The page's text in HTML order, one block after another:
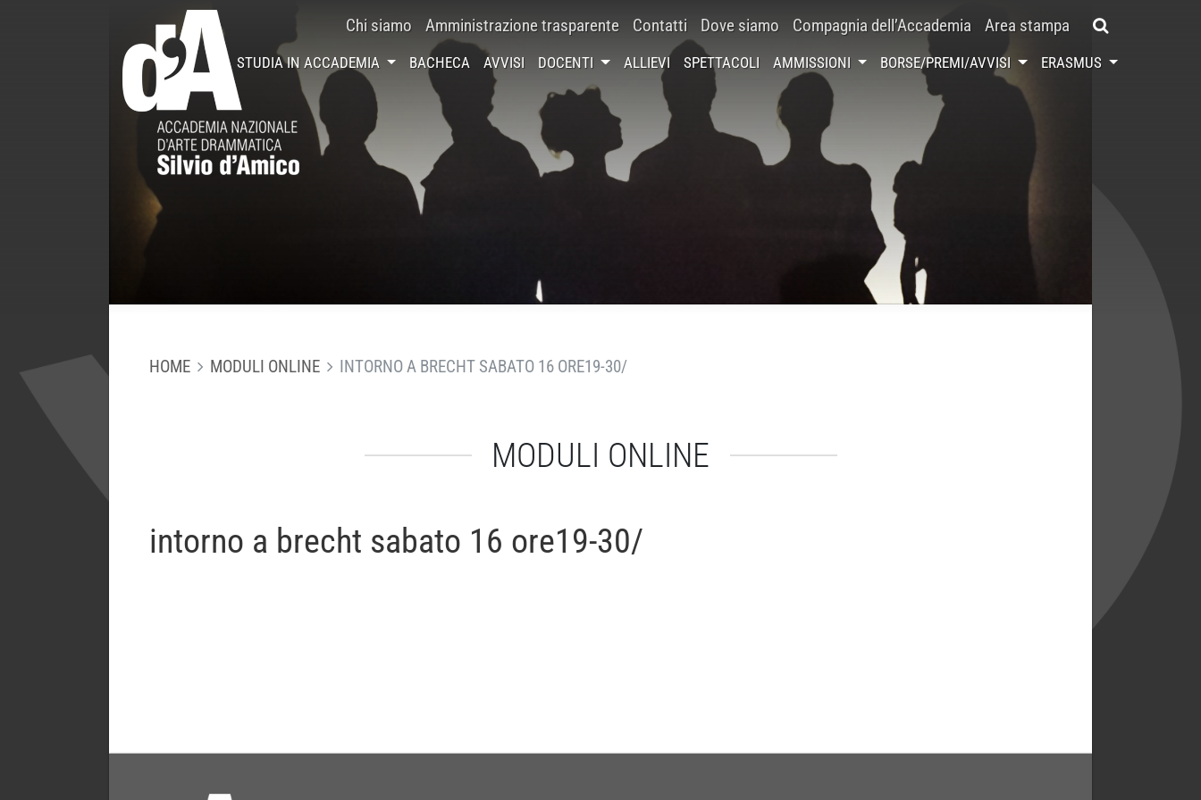
Chi siamo Amministrazione trasparente Contatti Dove siamo Compagnia dell’Accademia Area stampa
STUDIA IN ACCADEMIA BACHECA AVVISI DOCENTI ALLIEVI SPETTACOLI AMMISSIONI BORSE/PREMI/AVVISI ERASMUS
HOME MODULI ONLINE INTORNO A BRECHT SABATO 16 ORE19-30/
MODULI ONLINE
intorno a brecht sabato 16 ore19-30/